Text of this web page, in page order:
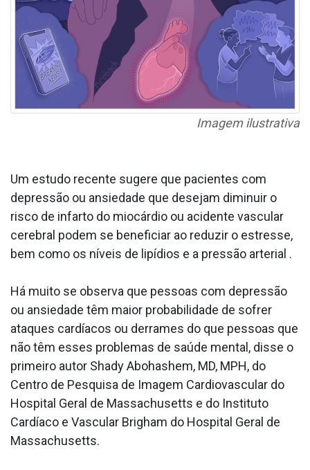
Imagem ilustrativa
Um estudo recente sugere que pacientes com
depressão ou ansiedade que desejam diminuir o
risco de infarto do miocárdio ou acidente vascular
cerebral podem se beneficiar ao reduzir o estresse,
bem como os níveis de lipídios e a pressão arterial .
Há muito se observa que pessoas com depressão
ou ansiedade têm maior probabilidade de sofrer
ataques cardíacos ou derrames do que pessoas que
não têm esses problemas de saúde mental, disse o
primeiro autor Shady Abohashem, MD, MPH, do
Centro de Pesquisa de Imagem Cardiovascular do
Hospital Geral de Massachusetts e do Instituto
Cardíaco e Vascular Brigham do Hospital Geral de
Massachusetts.